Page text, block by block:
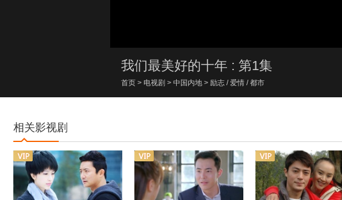
我们最美好的十年 : 第1集
首页 > 电视剧 > 中国内地 > 励志 / 爱情 / 都市
相关影视剧